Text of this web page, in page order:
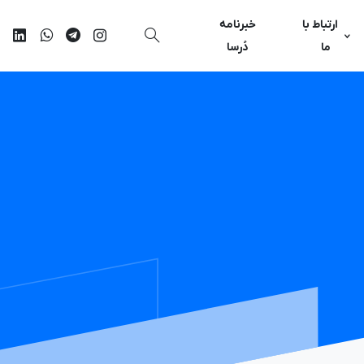
ارتباط با
ما
خبرنامه
دُرسا